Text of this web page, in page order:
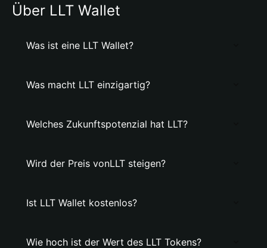
Über LLT Wallet
Was ist eine LLT Wallet?
Was macht LLT einzigartig?
Welches Zukunftspotenzial hat LLT?
Wird der Preis vonLLT steigen?
Ist LLT Wallet kostenlos?
Wie hoch ist der Wert des LLT Tokens?